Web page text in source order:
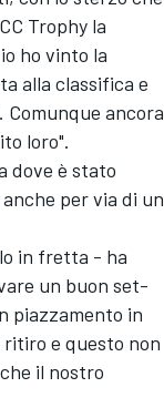
Trophy la
ho vinto la
alla classifica e
Comunque ancora
loro".
dove è stato
per via di un
in fretta - ha
un buon set-
piazzamento in
ritiro e questo non
il nostro